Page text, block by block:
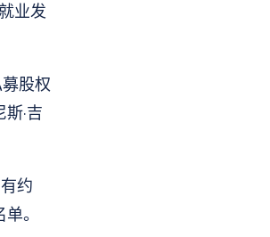
业发
股权
·吉
约
。